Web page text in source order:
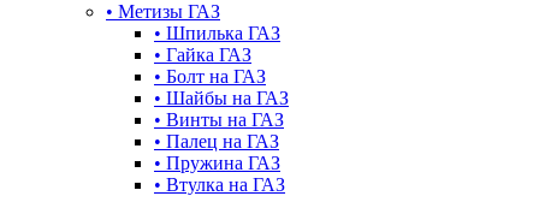
• Метизы ГАЗ
• Шпилька ГАЗ
• Гайка ГАЗ
• Болт на ГАЗ
• Шайбы на ГАЗ
• Винты на ГАЗ
• Палец на ГАЗ
• Пружина ГАЗ
• Втулка на ГАЗ